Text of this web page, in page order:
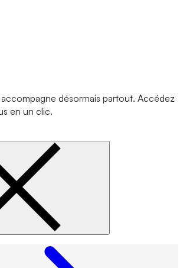
accompagne désormais partout. Accédez
en un clic.